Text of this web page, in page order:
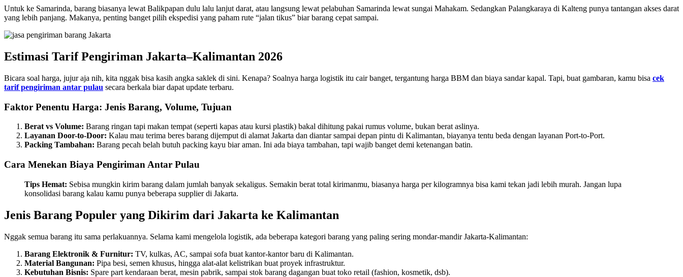
Untuk ke Samarinda, barang biasanya lewat Balikpapan dulu lalu lanjut darat, atau langsung lewat pelabuhan Samarinda lewat sungai Mahakam. Sedangkan Palangkaraya di Kalteng punya tantangan akses darat
yang lebih panjang. Makanya, penting banget pilih ekspedisi yang paham rute “jalan tikus” biar barang cepat sampai.
Estimasi Tarif Pengiriman Jakarta–Kalimantan 2026
Bicara soal harga, jujur aja nih, kita nggak bisa kasih angka saklek di sini. Kenapa? Soalnya harga logistik itu cair banget, tergantung harga BBM dan biaya sandar kapal. Tapi, buat gambaran, kamu bisa cek
tarif pengiriman antar pulau secara berkala biar dapat update terbaru.
Faktor Penentu Harga: Jenis Barang, Volume, Tujuan
Berat vs Volume: Barang ringan tapi makan tempat (seperti kapas atau kursi plastik) bakal dihitung pakai rumus volume, bukan berat aslinya.
Layanan Door-to-Door: Kalau mau terima beres barang dijemput di alamat Jakarta dan diantar sampai depan pintu di Kalimantan, biayanya tentu beda dengan layanan Port-to-Port.
Packing Tambahan: Barang pecah belah butuh packing kayu biar aman. Ini ada biaya tambahan, tapi wajib banget demi ketenangan batin.
Cara Menekan Biaya Pengiriman Antar Pulau
Tips Hemat: Sebisa mungkin kirim barang dalam jumlah banyak sekaligus. Semakin berat total kirimanmu, biasanya harga per kilogramnya bisa kami tekan jadi lebih murah. Jangan lupa
konsolidasi barang kalau kamu punya beberapa supplier di Jakarta.
Jenis Barang Populer yang Dikirim dari Jakarta ke Kalimantan
Nggak semua barang itu sama perlakuannya. Selama kami mengelola logistik, ada beberapa kategori barang yang paling sering mondar-mandir Jakarta-Kalimantan:
Barang Elektronik & Furnitur: TV, kulkas, AC, sampai sofa buat kantor-kantor baru di Kalimantan.
Material Bangunan: Pipa besi, semen khusus, hingga alat-alat kelistrikan buat proyek infrastruktur.
Kebutuhan Bisnis: Spare part kendaraan berat, mesin pabrik, sampai stok barang dagangan buat toko retail (fashion, kosmetik, dsb).